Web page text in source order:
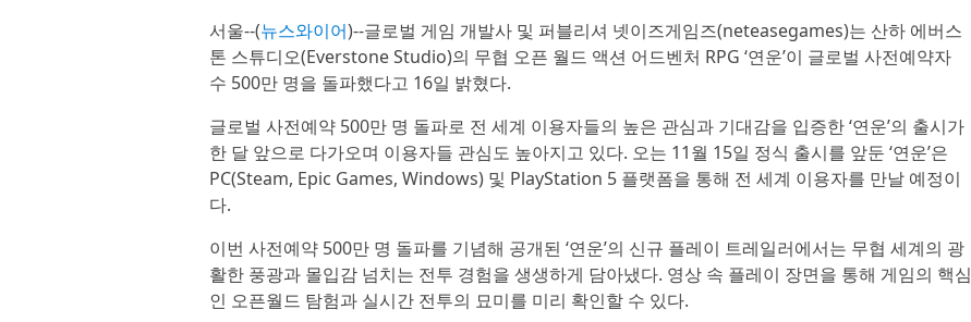
서울--(뉴스와이어)--글로벌 게임 개발사 및 퍼블리셔 넷이즈게임즈(neteasegames)는 산하 에버스
톤 스튜디오(Everstone Studio)의 무협 오픈 월드 액션 어드벤처 RPG ‘연운’이 글로벌 사전예약자
수 500만 명을 돌파했다고 16일 밝혔다.
글로벌 사전예약 500만 명 돌파로 전 세계 이용자들의 높은 관심과 기대감을 입증한 ‘연운’의 출시가
한 달 앞으로 다가오며 이용자들 관심도 높아지고 있다. 오는 11월 15일 정식 출시를 앞둔 ‘연운’은
PC(Steam, Epic Games, Windows) 및 PlayStation 5 플랫폼을 통해 전 세계 이용자를 만날 예정이
다.
이번 사전예약 500만 명 돌파를 기념해 공개된 ‘연운’의 신규 플레이 트레일러에서는 무협 세계의 광
활한 풍광과 몰입감 넘치는 전투 경험을 생생하게 담아냈다. 영상 속 플레이 장면을 통해 게임의 핵심
인 오픈월드 탐험과 실시간 전투의 묘미를 미리 확인할 수 있다.